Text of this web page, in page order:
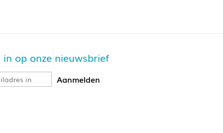
in op onze nieuwsbrief